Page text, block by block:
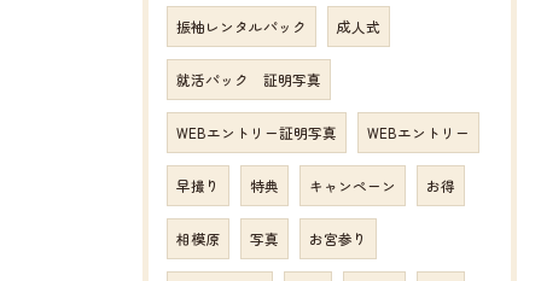
振袖レンタルパック 成人式
就活パック 証明写真
WEBエントリー証明写真 WEBエントリー
早撮り 特典 キャンペーン お得
相模原 写真 お宮参り